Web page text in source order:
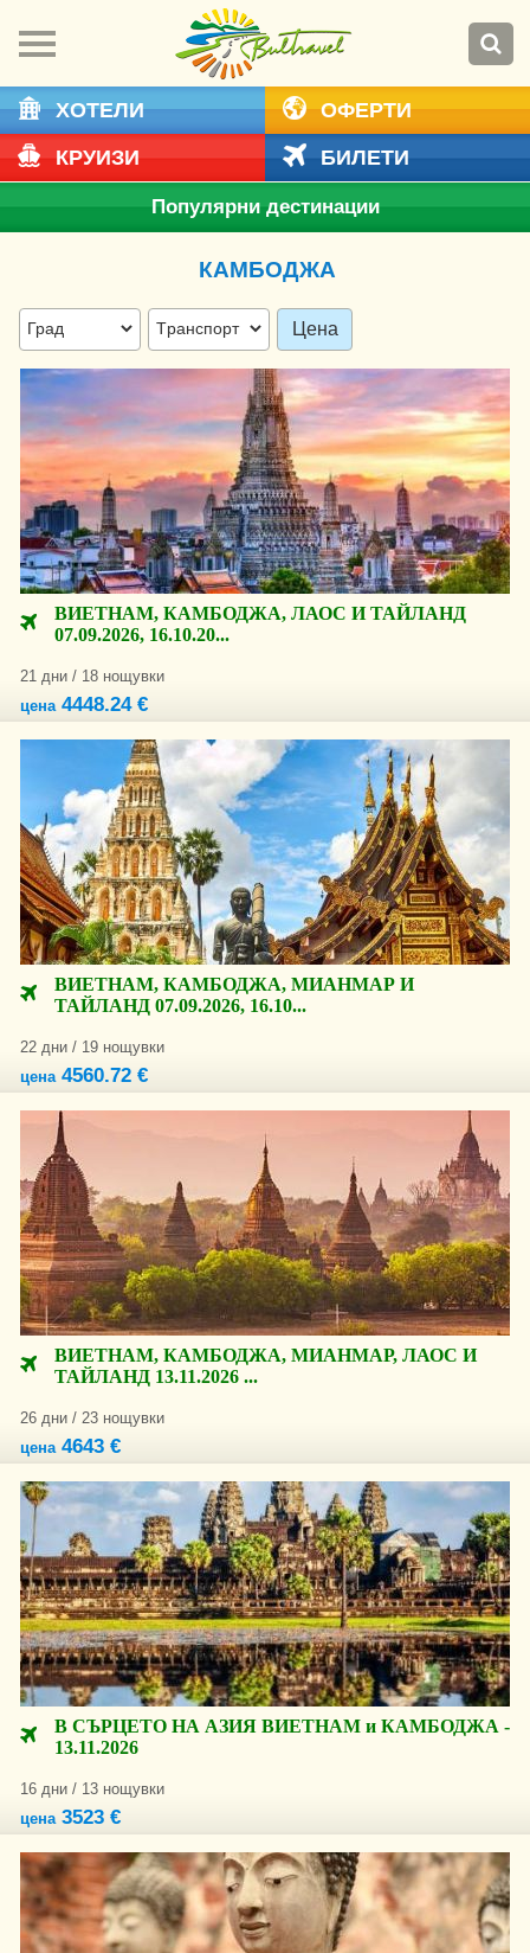
ХОТЕЛИ
ОФЕРТИ
КРУИЗИ
БИЛЕТИ
Популярни дестинации
КАМБОДЖА
Цена
ВИЕТНАМ, КАМБОДЖА, ЛАОС И ТАЙЛАНД
07.09.2026, 16.10.20...
21 дни / 18 нощувки
цена4448.24 €
ВИЕТНАМ, КАМБОДЖА, МИАНМАР И
ТАЙЛАНД 07.09.2026, 16.10...
22 дни / 19 нощувки
цена4560.72 €
ВИЕТНАМ, КАМБОДЖА, МИАНМАР, ЛАОС И
ТАЙЛАНД 13.11.2026 ...
26 дни / 23 нощувки
цена4643 €
В СЪРЦЕТО НА АЗИЯ ВИЕТНАМ и КАМБОДЖА -
13.11.2026
16 дни / 13 нощувки
цена3523 €